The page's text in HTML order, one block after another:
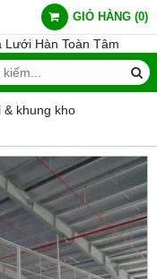
GIỎ HÀNG (0)
khung kho